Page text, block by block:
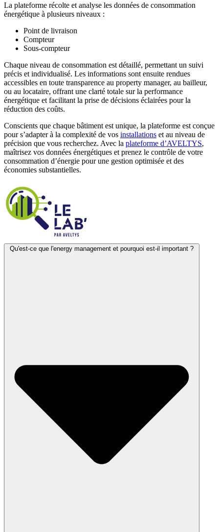
La plateforme récolte et analyse les données de consommation
énergétique à plusieurs niveaux :
Point de livraison
Compteur
Sous-compteur
Chaque niveau de consommation est détaillé, permettant un suivi
précis et individualisé. Les informations sont ensuite rendues
accessibles en toute transparence au property manager, au bailleur,
ou au locataire, offrant une clarté totale sur la performance
énergétique et facilitant la prise de décisions éclairées pour la
réduction des coûts.
Conscients que chaque bâtiment est unique, la plateforme est conçue
pour s’adapter à la complexité de vos installations et au niveau de
précision que vous recherchez. Avec la plateforme d’AVELTYS,
maîtrisez vos données énergétiques et prenez le contrôle de votre
consommation d’énergie pour une gestion optimisée et des
économies substantielles.
Qu'est-ce que l'energy management et pourquoi est-il important ?